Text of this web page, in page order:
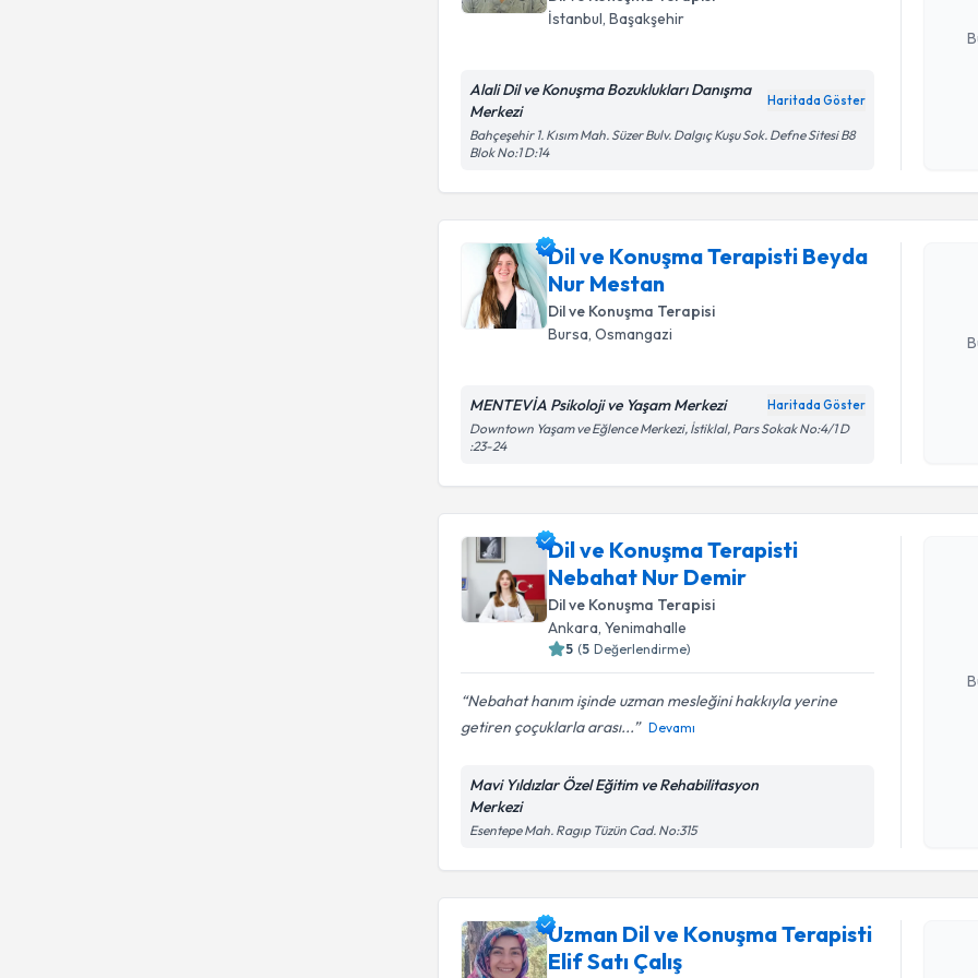
İstanbul,Başakşehir
Alali Dil ve Konuşma Bozuklukları Danışma
Merkezi
Haritada Göster
Bahçeşehir 1. Kısım Mah. Süzer Bulv. Dalgıç Kuşu Sok. Defne Sitesi B8
Blok No:1 D:14
Dil ve Konuşma Terapisti Beyda
Nur Mestan
Dil ve Konuşma Terapisi
Bursa,Osmangazi
MENTEVİA Psikoloji ve Yaşam Merkezi Haritada Göster
Downtown Yaşam ve Eğlence Merkezi, İstiklal, Pars Sokak No:4/1 D
:23-24
Dil ve
takvimi
Dil ve Konuşma Terapisti
Nebahat Nur Demir
Dil ve Konuşma Terapisi
Ankara,Yenimahalle
5 (5 Değerlendirme)
Nebahat hanım işinde uzman mesleğini hakkıyla yerine
getiren çoçuklarla arası...
Devamı
Mavi Yıldızlar Özel Eğitim ve Rehabilitasyon
Merkezi
Esentepe Mah. Ragıp Tüzün Cad. No:315
Randevu
Uzman Dil ve Konuşma Terapisti
Elif Satı Çalış
Uzman
takvimi